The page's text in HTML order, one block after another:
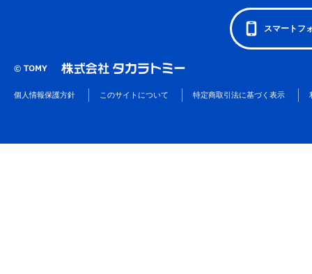
スマートフ
個人情報保護方針 このサイトについて 特定商取引法に基づく表示